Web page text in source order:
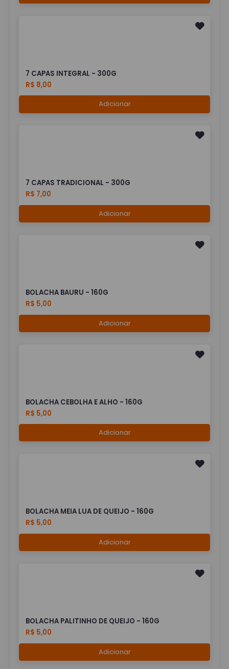
7 CAPAS INTEGRAL - 300G
R$ 8,00
Adicionar
7 CAPAS TRADICIONAL - 300G
R$ 7,00
Adicionar
BOLACHA BAURU - 160G
R$ 5,00
Adicionar
BOLACHA CEBOLHA E ALHO - 160G
R$ 5,00
Adicionar
BOLACHA MEIA LUA DE QUEIJO - 160G
R$ 5,00
Adicionar
BOLACHA PALITINHO DE QUEIJO - 160G
R$ 5,00
Adicionar